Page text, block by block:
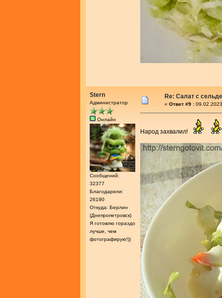
Stern
Администратор
Онлайн
Сообщений:
32377
Благодарили:
26190
Откуда: Берлин
(Днепропетровск)
Я готовлю гораздо
лучше, чем
фотографирую!))
Re: Салат с
« Ответ #9 :
Народ захвалил!